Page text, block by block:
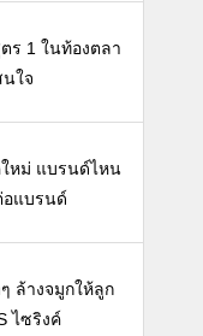
ร 1 ในท้องตลา
ใจ
หม่ แบรนด์ไหน
อแบรนด์
ล้างจมูกให้ลูก
ไซริงค์